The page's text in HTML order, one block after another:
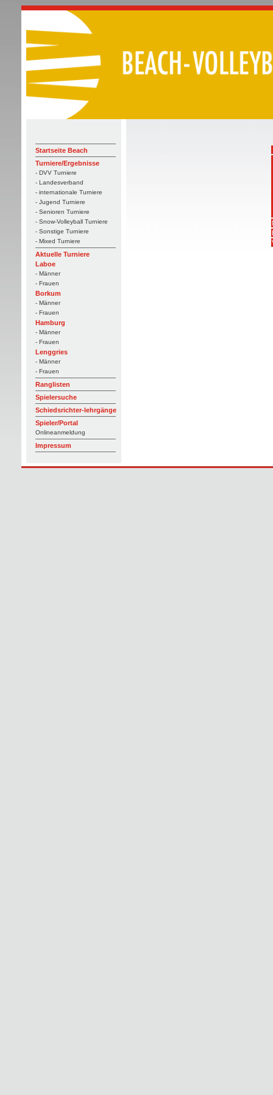
Startseite Beach
Turniere/Ergebnisse
- DVV Turniere
- Landesverband
- internationale Turniere
- Jugend Turniere
- Senioren Turniere
- Snow-Volleyball Turniere
- Sonstige Turniere
- Mixed Turniere
Aktuelle Turniere
Laboe
- Männer
- Frauen
Borkum
- Männer
- Frauen
Hamburg
- Männer
- Frauen
Lenggries
- Männer
- Frauen
Ranglisten
Spielersuche
Schiedsrichter-lehrgänge
Spieler/Portal
Onlineanmeldung
Impressum